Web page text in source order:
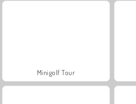
Minigolf Tour